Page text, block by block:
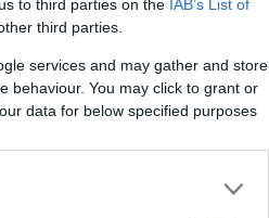
to third parties on the IAB’s List of
third parties.
services and may gather and store
behaviour. You may click to grant or
data for below specified purposes
σοβιετικά